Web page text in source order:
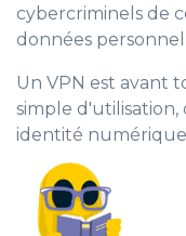
cybercriminels de
données
Un VPN est avant
simple
identité